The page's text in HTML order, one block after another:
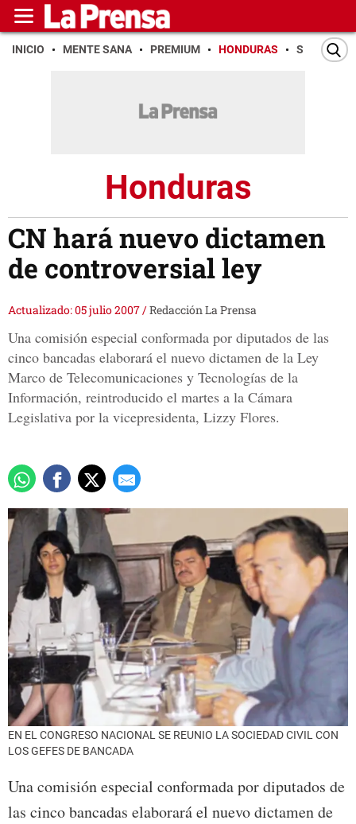
INICIO MENTE SANA PREMIUM HONDURAS SAN PEDRO
Honduras
CN hará nuevo dictamen
de controversial ley
Actualizado: 05 julio 2007/Redacción La Prensa
Una comisión especial conformada por diputados de las
cinco bancadas elaborará el nuevo dictamen de la Ley
Marco de Telecomunicaciones y Tecnologías de la
Información, reintroducido el martes a la Cámara
Legislativa por la vicepresidenta, Lizzy Flores.
EN EL CONGRESO NACIONAL SE REUNIO LA SOCIEDAD CIVIL CON
LOS GEFES DE BANCADA
Una comisión especial conformada por diputados de
las cinco bancadas elaborará el nuevo dictamen de